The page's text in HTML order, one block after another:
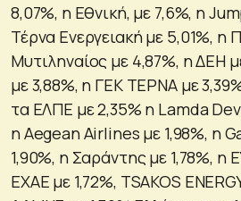
8,07%, η Εθνική, με 7,6%, η
Τέρνα Ενεργειακή με 5,01%, η
Μυτιληναίος με 4,87%, η ΔΕΗ
με 3,88%, η ΓΕΚ ΤΕΡΝΑ με
τα ΕΛΠΕ με 2,35% η Lamda
η Aegean Airlines με 1,98%, η
1,90%, η Σαράντης με 1,78%, η
ΕΧΑΕ με 1,72%, TSAKOS